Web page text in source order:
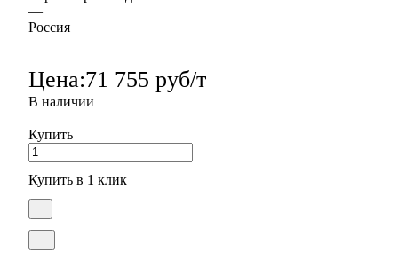
—
Россия
Цена:71 755 руб/т
В наличии
Купить
Купить в 1 клик